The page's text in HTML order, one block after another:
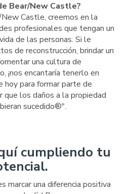
Bear/New Castle?
Castle, creemos en la
profesionales que tengan un
de las personas. Si le
de reconstrucción, brindar un
una cultura de
¡nos encantaría tenerlo en
hoy para formar parte de
que los daños a la propiedad
sucedido®".
cumpliendo tu
marcar una diferencia positiva